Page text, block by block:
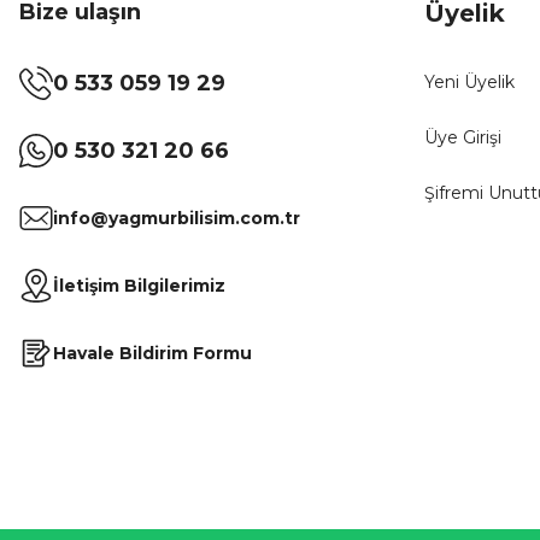
Bize ulaşın
0 533 059 19 29
0 530 321 20 66
info@yagmurbilisim.com.tr
İletişim Bilgilerimiz
Havale Bildirim Formu
Üyelik
Yeni Üyelik
Üye Girişi
Şifremi